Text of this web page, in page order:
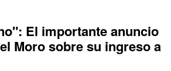
El importante anuncio
Moro sobre su ingreso a